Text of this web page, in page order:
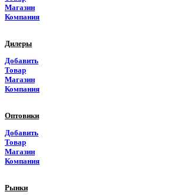
Магазин
Компания
Дилеры
Добавить
Товар
Магазин
Компания
Оптовики
Добавить
Товар
Магазин
Компания
Рынки